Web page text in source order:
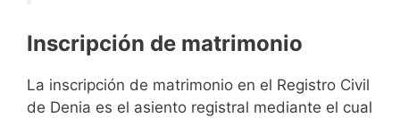
Inscripción de matrimonio
La inscripción de matrimonio en el Registro Civil
de Denia es el asiento registral mediante el cual